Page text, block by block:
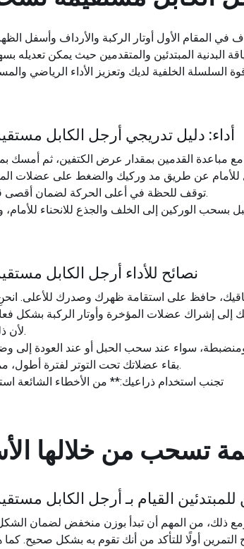
في المقام الأول أوتار الركبة والأرداف وأسفل
البدنية المبتدئين والمتقدمين حيث يمكن تعديله
أداء: دليل تدريجي أرجل الكابل
توقف للحظة في أعلى الحركة لضمان أقصى قدر من تقلص العضلات.
نصائح للأداء أرجل الكابل
إلى إشراك عضلات المؤخرة وأوتار الركبة بشكل
لأن ذلك قد يؤدي إلى الإصابة.
بقاء عضلاتك تحت التوتر لفترة أطول، مما يؤدي إلى نتائج أفضل.
**تجنب استخدام ذراعيك:** من الأخطاء الشائعة
تسحب من خلالها
القيام بـ أرجل الكابل
ذلك، من المهم أن تبدأ بوزن منخفض لضمان
أولًا للتأكد من أنك تقوم به بشكل صحيح. كما